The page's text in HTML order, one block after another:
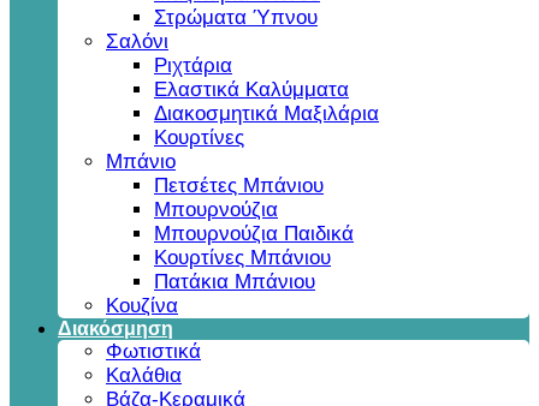
Στρώματα Ύπνου
Σαλόνι
Ριχτάρια
Ελαστικά Καλύμματα
Διακοσμητικά Μαξιλάρια
Κουρτίνες
Μπάνιο
Πετσέτες Μπάνιου
Μπουρνούζια
Μπουρνούζια Παιδικά
Κουρτίνες Μπάνιου
Πατάκια Μπάνιου
Κουζίνα
Διακόσμηση
Φωτιστικά
Καλάθια
Βάζα-Κεραμικά